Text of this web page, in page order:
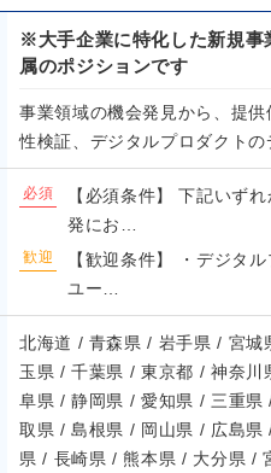
※大手企業に特化した新規事
属のポジションです
事業領域の機会発見から、提
性検証、デジタルプロダクトの
必須
【必須条件】 下記いず
発にお…
歓迎
【歓迎条件】 ・デジタ
ユー…
北海道 / 青森県 / 岩手県 / 宮
玉県 / 千葉県 / 東京都 / 神奈
阜県 / 静岡県 / 愛知県 / 三重
取県 / 島根県 / 岡山県 / 広島
県 / 長崎県 / 熊本県 / 大分県 /